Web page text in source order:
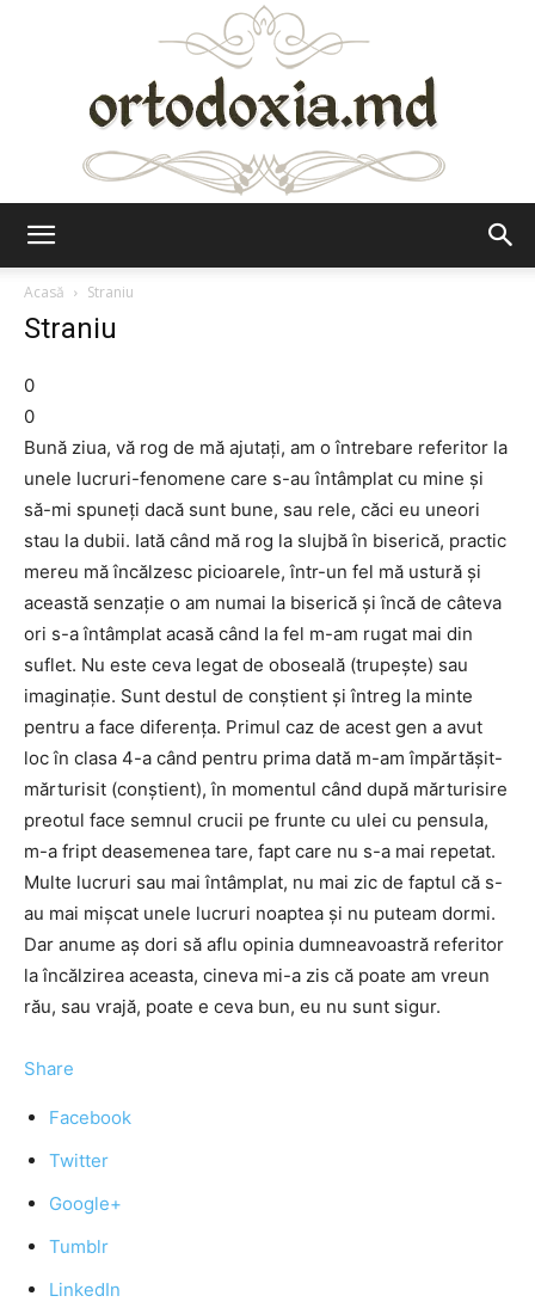
Acasă
Straniu
Straniu
0
0
Bună ziua, vă rog de mă ajutați, am o întrebare referitor la
unele lucruri-fenomene care s-au întâmplat cu mine și
să-mi spuneți dacă sunt bune, sau rele, căci eu uneori
stau la dubii. Iată când mă rog la slujbă în biserică, practic
mereu mă încălzesc picioarele, într-un fel mă ustură și
această senzație o am numai la biserică și încă de câteva
ori s-a întâmplat acasă când la fel m-am rugat mai din
suflet. Nu este ceva legat de oboseală (trupește) sau
imaginație. Sunt destul de conștient și întreg la minte
pentru a face diferența. Primul caz de acest gen a avut
loc în clasa 4-a când pentru prima dată m-am împărtășit-
mărturisit (conștient), în momentul când după mărturisire
preotul face semnul crucii pe frunte cu ulei cu pensula,
m-a fript deasemenea tare, fapt care nu s-a mai repetat.
Multe lucruri sau mai întâmplat, nu mai zic de faptul că s-
au mai mișcat unele lucruri noaptea și nu puteam dormi.
Dar anume aș dori să aflu opinia dumneavoastră referitor
la încălzirea aceasta, cineva mi-a zis că poate am vreun
rău, sau vrajă, poate e ceva bun, eu nu sunt sigur.
Share
Facebook
Twitter
Google+
Tumblr
LinkedIn